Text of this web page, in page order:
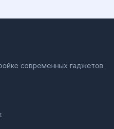
современных гаджетов